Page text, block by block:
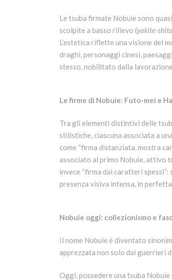
Le tsuba firmate Nobuie sono
scolpite a basso rilievo (yakite-
L’estetica riflette una visione del
draghi, personaggi cinesi,
stesso, nobilitato dalla
Le firme di Nobuie: Futo-mei e
Tra gli elementi distintivi delle
stilistiche, ciascuna associata a
come “firma distanziata, mostra
associato al primo Nobuie, attivo
invece “firma dai caratteri
presenza visiva intensa, in
Nobuie oggi: collezionismo e
Il nome Nobuie è diventato
apprezzata non solo dai guerrieri
Oggi, possedere una tsuba